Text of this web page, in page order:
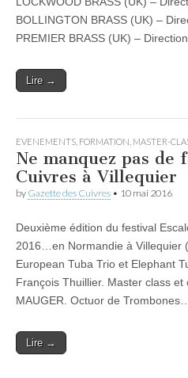
BOLLINGTON BRASS (UK) –
PREMIER BRASS (UK) –
Lire →
EVENEMENTS FORMATION MASTER-
Ne manquez pas de
Cuivres à Villequier
by Gazette des Cuivres • 10 mai 2016
Deuxième édition du festival
2016…en Normandie à Villequier
European Tuba Trio et Elephant
François Thuillier. Master class
MAUGER. Octuor de Trombones…
Lire →